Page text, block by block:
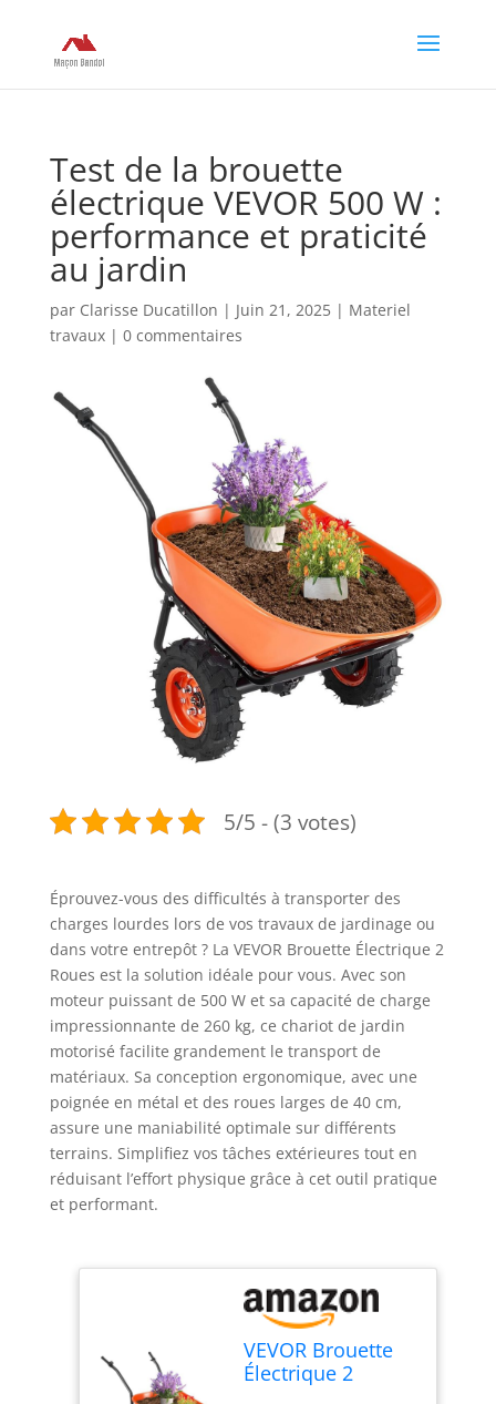
Test de la brouette
électrique VEVOR 500 W :
performance et praticité
au jardin
par Clarisse Ducatillon | Juin 21, 2025| Materiel
travaux| 0 commentaires
5/5 - (3 votes)
Éprouvez-vous des difficultés à transporter des
charges lourdes lors de vos travaux de jardinage ou
dans votre entrepôt ? La VEVOR Brouette Électrique 2
Roues est la solution idéale pour vous. Avec son
moteur puissant de 500 W et sa capacité de charge
impressionnante de 260 kg, ce chariot de jardin
motorisé facilite grandement le transport de
matériaux. Sa conception ergonomique, avec une
poignée en métal et des roues larges de 40 cm,
assure une maniabilité optimale sur différents
terrains. Simplifiez vos tâches extérieures tout en
réduisant l’effort physique grâce à cet outil pratique
et performant.
VEVOR Brouette
Électrique 2